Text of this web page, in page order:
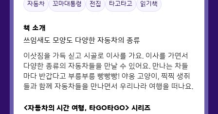
자동차 꼬마대통령 전집 타고타고 읽기책
책 소개
쓰임새도 모양도 다양한 자동차의 종류
이삿짐을 가득 싣고 시골로 이사를 가요. 이사를 가면서
다양한 종류의 자동차들을 만날 수 있어요. 만나는 차들
마다 반갑다고 부릉부릉 빵빵빵! 야옹 고양이, 찍찍 생쥐
들과 함께 자동차들을 만나면서 우리나라 여행을 떠나요.
<자동차의 시간 여행, 타GO타GO> 시리즈